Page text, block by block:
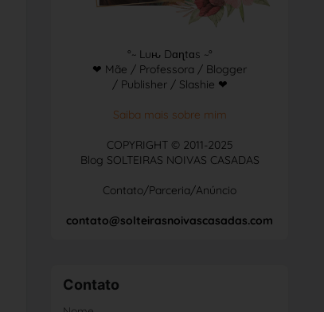
°~ Luԋ Dɑɳtɑs ~°
❤ Mãe / Professora / Blogger
/ Publisher / Slashie ❤
Saiba mais sobre mim
COPYRIGHT © 2011-2025
Blog SOLTEIRAS NOIVAS CASADAS
Contato/Parceria/Anúncio
contato@solteirasnoivascasadas.com
Contato